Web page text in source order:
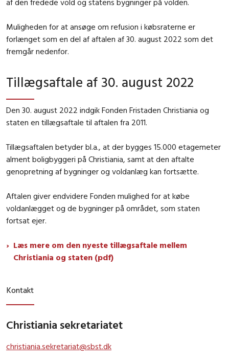
Muligheden for at ansøge om refusion i købsraterne er
forlænget som en del af aftalen af 30. august 2022 som det
fremgår nedenfor.
Tillægsaftale af 30. august 2022
Den 30. august 2022 indgik Fonden Fristaden Christiania og
staten en tillægsaftale til aftalen fra 2011.
Tillægsaftalen betyder bl.a., at der bygges 15.000 etagemeter
alment boligbyggeri på Christiania, samt at den aftalte
genopretning af bygninger og voldanlæg kan fortsætte.
Aftalen giver endvidere Fonden mulighed for at købe
voldanlægget og de bygninger på området, som staten
fortsat ejer.
Læs mere om den nyeste tillægsaftale mellem
Christiania og staten (pdf)
Kontakt
Christiania sekretariatet
christiania.sekretariat@sbst.dk